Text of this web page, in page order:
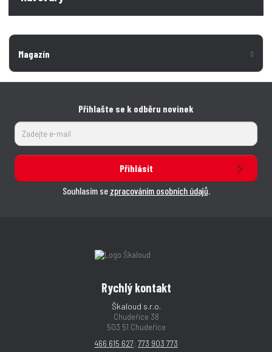
Magazín
Přihlašte se k odběru novinek
Přihlásit
Souhlasím se zpracováním osobních údajů.
Rychlý kontakt
Škaloud s.r.o.
Chudeřice 38
503 51 Chudeřice
466 615 627; 773 903 773